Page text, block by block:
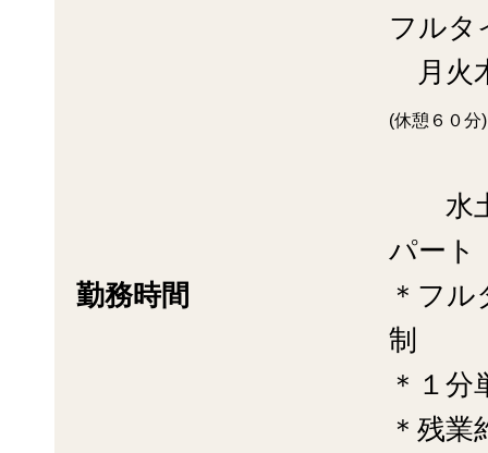
勤務時間
フルタ
月火
(休
水土
パート
＊フ
制
＊１
＊残業